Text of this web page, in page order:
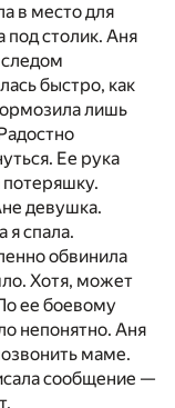
в место для
под столик. Аня
следом
быстро, как
лишь
Ее рука
потеряшку.
девушка.
я спала.
обвинила
Хотя, может
ее боевому
непонятно. Аня
маме.
сообщение —